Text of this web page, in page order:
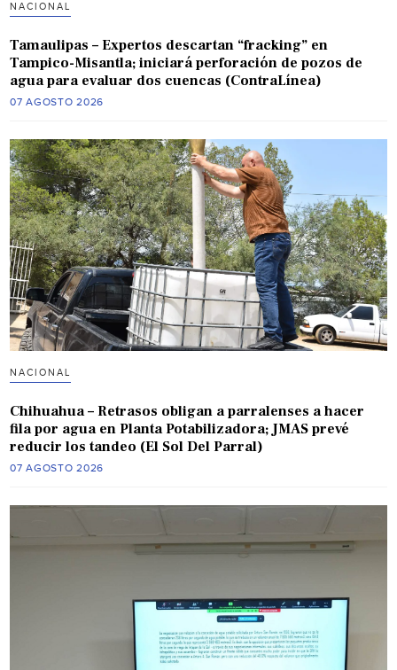
NACIONAL
Tamaulipas – Expertos descartan “fracking” en
Tampico-Misantla; iniciará perforación de pozos de
agua para evaluar dos cuencas (ContraLínea)
07 AGOSTO 2026
NACIONAL
Chihuahua – Retrasos obligan a parralenses a hacer
fila por agua en Planta Potabilizadora; JMAS prevé
reducir los tandeo (El Sol Del Parral)
07 AGOSTO 2026